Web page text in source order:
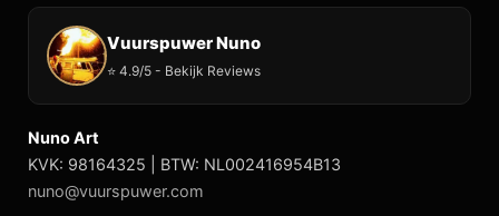
Vuurspuwer Nuno
⭐ 4.9/5 - Bekijk Reviews
Nuno Art
KVK: 98164325 | BTW: NL002416954B13
nuno@vuurspuwer.com